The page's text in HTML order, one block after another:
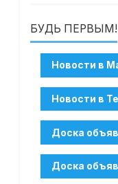
БУДЬ ПЕРВЫМ!